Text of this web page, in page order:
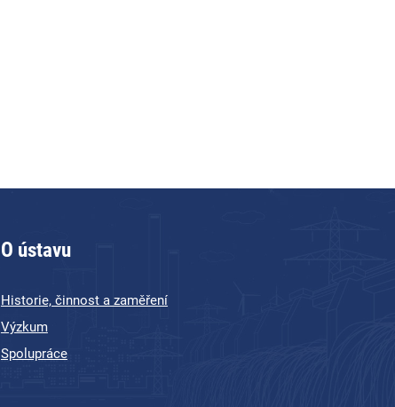
O ústavu
Historie, činnost a zaměření
Výzkum
Spolupráce